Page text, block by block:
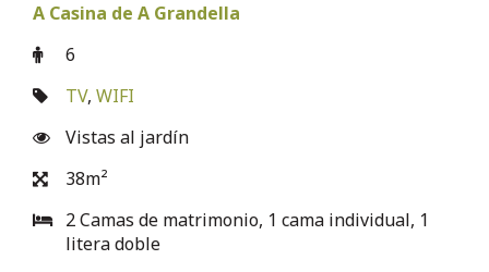
A Casina de A Grandella
6
TV, WIFI
Vistas al jardín
38m²
2 Camas de matrimonio, 1 cama individual, 1
litera doble